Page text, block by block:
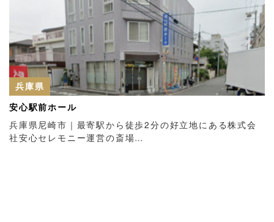
兵庫県
安心駅前ホール
兵庫県尼崎市｜最寄駅から徒歩2分の好立地にある株式会
社安心セレモニー運営の斎場…